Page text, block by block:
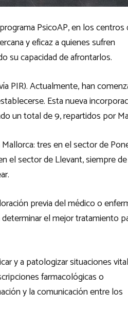
PsicoAP, en los centros
y eficaz a quienes sufren
su capacidad de afrontarlos.
PIR). Actualmente, han
Esta nueva
un total de 9, repartidos por
tres en el sector de
el sector de Llevant, siempre de
previa del médico o
el mejor tratamiento
y a patologizar situaciones
farmacológicas o
y la comunicación entre los